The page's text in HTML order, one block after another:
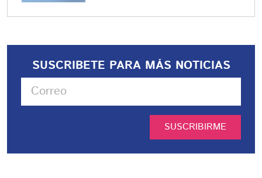
SUSCRIBETE PARA MÁS NOTICIAS
SUSCRIBIRME